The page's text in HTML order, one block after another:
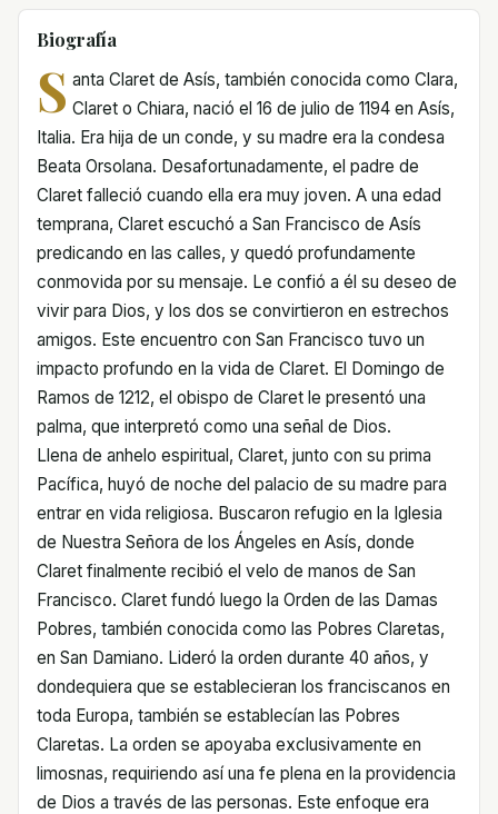
Biografía
S anta Claret de Asís, también conocida como Clara,
Claret o Chiara, nació el 16 de julio de 1194 en Asís,
Italia. Era hija de un conde, y su madre era la condesa
Beata Orsolana. Desafortunadamente, el padre de
Claret falleció cuando ella era muy joven. A una edad
temprana, Claret escuchó a San Francisco de Asís
predicando en las calles, y quedó profundamente
conmovida por su mensaje. Le confió a él su deseo de
vivir para Dios, y los dos se convirtieron en estrechos
amigos. Este encuentro con San Francisco tuvo un
impacto profundo en la vida de Claret. El Domingo de
Ramos de 1212, el obispo de Claret le presentó una
palma, que interpretó como una señal de Dios.
Llena de anhelo espiritual, Claret, junto con su prima
Pacífica, huyó de noche del palacio de su madre para
entrar en vida religiosa. Buscaron refugio en la Iglesia
de Nuestra Señora de los Ángeles en Asís, donde
Claret finalmente recibió el velo de manos de San
Francisco. Claret fundó luego la Orden de las Damas
Pobres, también conocida como las Pobres Claretas,
en San Damiano. Lideró la orden durante 40 años, y
dondequiera que se establecieran los franciscanos en
toda Europa, también se establecían las Pobres
Claretas. La orden se apoyaba exclusivamente en
limosnas, requiriendo así una fe plena en la providencia
de Dios a través de las personas. Este enfoque era